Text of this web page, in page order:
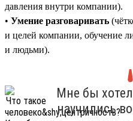
давления внутри компании).
• Умение разговаривать
и целей компании, обучение
и людьми).
Мне бы
научились